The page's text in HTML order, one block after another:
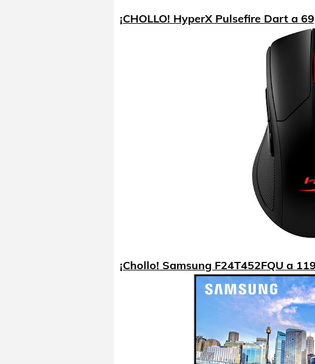
¡CHOLLO! HyperX Pulsefire Dart a
¡Chollo! Samsung F24T452FQU a